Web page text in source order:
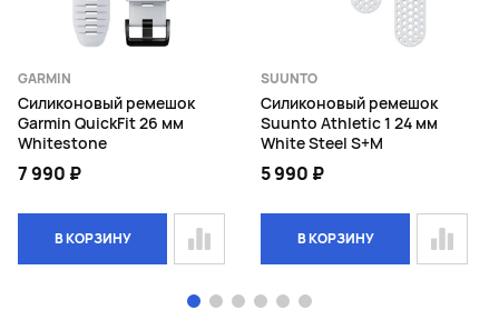
GARMIN
Силиконовый ремешок
Garmin QuickFit 26 мм
Whitestone
7 990 ₽
В КОРЗИНУ
SUUNTO
Силиконовый ремешок
Suunto Athletic 1 24 мм
White Steel S+M
5 990 ₽
В КОРЗИНУ